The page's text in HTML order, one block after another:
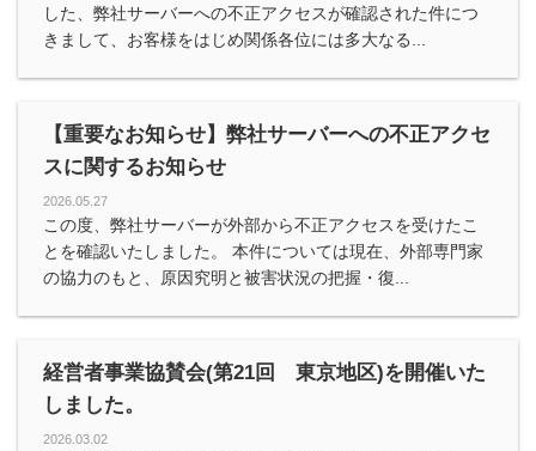
した、弊社サーバーへの不正アクセスが確認された件につ
きまして、お客様をはじめ関係各位には多大なる...
【重要なお知らせ】弊社サーバーへの不正アクセ
スに関するお知らせ
2026.05.27
この度、弊社サーバーが外部から不正アクセスを受けたこ
とを確認いたしました。 本件については現在、外部専門家
の協力のもと、原因究明と被害状況の把握・復...
経営者事業協賛会(第21回 東京地区)を開催いた
しました。
2026.03.02